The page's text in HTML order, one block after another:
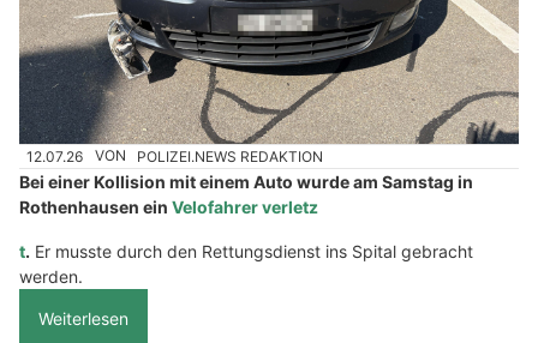
12.07.26 VON POLIZEI.NEWS REDAKTION
Bei einer Kollision mit einem Auto wurde am Samstag in
Rothenhausen ein Velofahrer verletz
t. Er musste durch den Rettungsdienst ins Spital gebracht
werden.
Weiterlesen